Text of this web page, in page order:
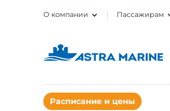
О компании Пассажирам
Расписание и цены